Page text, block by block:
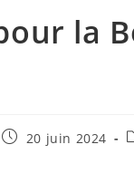
la
Publication
20 juin 2024